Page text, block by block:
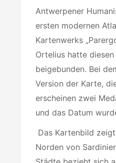
Antwerpener
ersten modernen
Kartenwerks
Ortelius hatte
beigebunden. Bei
Version der Karte,
erscheinen zwei
und das Datum
Das Kartenbild
Norden von